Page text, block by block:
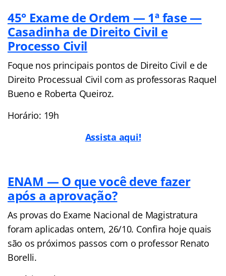
45° Exame de Ordem — 1ª fase —
Casadinha de Direito Civil e
Processo Civil
Foque nos principais pontos de Direito Civil e de
Direito Processual Civil com as professoras Raquel
Bueno e Roberta Queiroz.
Horário: 19h
Assista aqui!
ENAM — O que você deve fazer
após a aprovação?
As provas do Exame Nacional de Magistratura
foram aplicadas ontem, 26/10. Confira hoje quais
são os próximos passos com o professor Renato
Borelli.